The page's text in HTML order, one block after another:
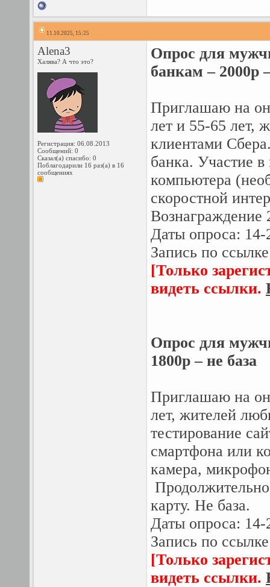
11.10.2025, 15:25
Alena3
Халява? А что это?
Регистрация: 06.08.2013
Сообщений: 0
Сказал(а) спасибо: 0
Поблагодарили 16 раз(а) в 16
сообщениях
Опрос для
банкам – 2000р
Приглашаю на
лет и 55-65 лет,
клиентами
банка. Участие
компьютера
скоростной
Вознаграждение
Даты опроса: 14-
Запись по
[Только
видеть ссылки.
Опрос для
1800р – не база
Приглашаю на
лет, жителей
тестирование
смартфона или
камера,
карту. Не база.
Даты опроса: 14-
Запись по
[Только
видеть ссылки.